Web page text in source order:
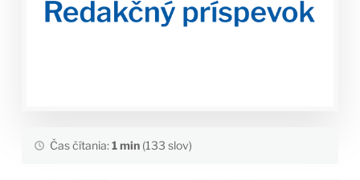
Čas čítania:1 min(133 slov)